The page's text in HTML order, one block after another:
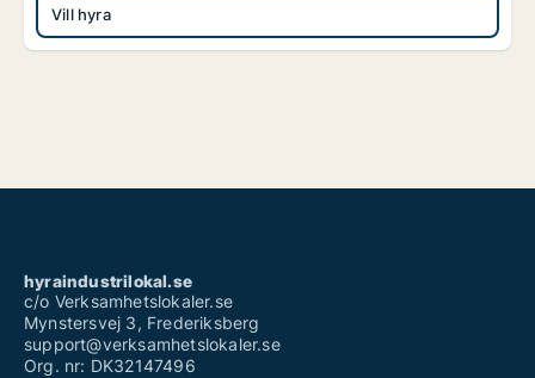
Vill hyra
hyraindustrilokal.se
c/o Verksamhetslokaler.se
Mynstersvej 3, Frederiksberg
support@verksamhetslokaler.se
Org. nr: DK32147496